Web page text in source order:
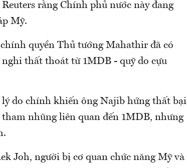
rằng Chính phủ nước này đang
Mỹ.
quyền Thủ tướng Mahathir đã có
thất thoát từ 1MDB - quỹ do cựu
do chính khiến ông Najib hứng thất bại
nhũng liên quan đến 1MDB, nhưng
Joh, người bị cơ quan chức năng Mỹ và